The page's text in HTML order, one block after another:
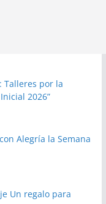
Talleres por la
2026”
Alegría la Semana
Un regalo para